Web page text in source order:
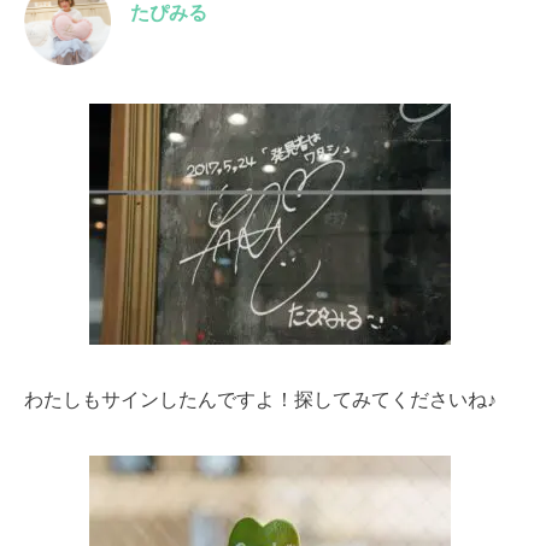
たぴみる
わたしもサインしたんですよ！探してみてくださいね♪